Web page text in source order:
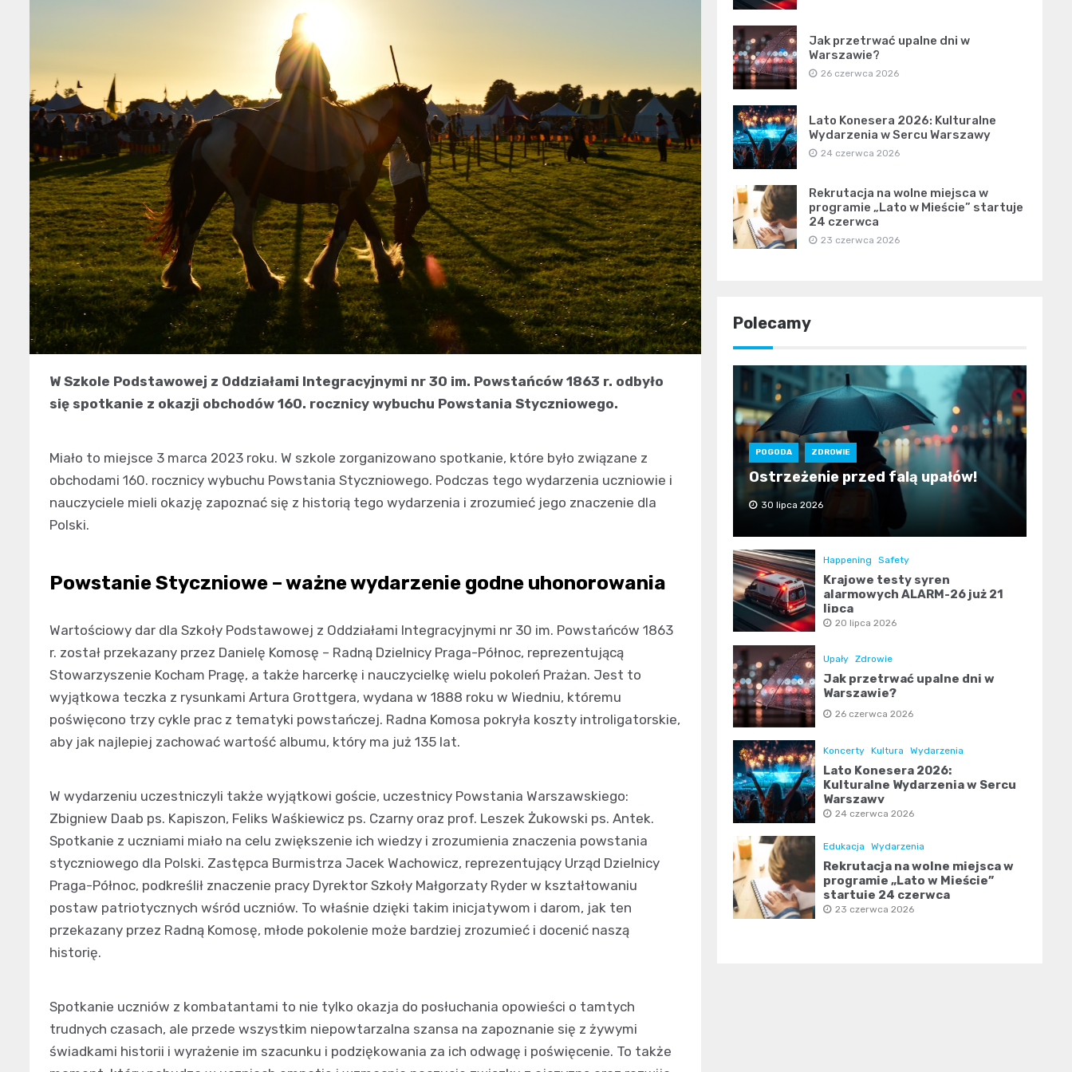
W Szkole Podstawowej z Oddziałami Integracyjnymi nr 30 im. Powstańców 1863 r. odbyło
się spotkanie z okazji obchodów 160. rocznicy wybuchu Powstania Styczniowego.
Miało to miejsce 3 marca 2023 roku. W szkole zorganizowano spotkanie, które było związane z
obchodami 160. rocznicy wybuchu Powstania Styczniowego. Podczas tego wydarzenia uczniowie i
nauczyciele mieli okazję zapoznać się z historią tego wydarzenia i zrozumieć jego znaczenie dla
Polski.
Powstanie Styczniowe – ważne wydarzenie godne uhonorowania
Wartościowy dar dla Szkoły Podstawowej z Oddziałami Integracyjnymi nr 30 im. Powstańców 1863
r. został przekazany przez Danielę Komosę – Radną Dzielnicy Praga-Północ, reprezentującą
Stowarzyszenie Kocham Pragę, a także harcerkę i nauczycielkę wielu pokoleń Prażan. Jest to
wyjątkowa teczka z rysunkami Artura Grottgera, wydana w 1888 roku w Wiedniu, któremu
poświęcono trzy cykle prac z tematyki powstańczej. Radna Komosa pokryła koszty introligatorskie,
aby jak najlepiej zachować wartość albumu, który ma już 135 lat.
W wydarzeniu uczestniczyli także wyjątkowi goście, uczestnicy Powstania Warszawskiego:
Zbigniew Daab ps. Kapiszon, Feliks Waśkiewicz ps. Czarny oraz prof. Leszek Żukowski ps. Antek.
Spotkanie z uczniami miało na celu zwiększenie ich wiedzy i zrozumienia znaczenia powstania
styczniowego dla Polski. Zastępca Burmistrza Jacek Wachowicz, reprezentujący Urząd Dzielnicy
Praga-Północ, podkreślił znaczenie pracy Dyrektor Szkoły Małgorzaty Ryder w kształtowaniu
postaw patriotycznych wśród uczniów. To właśnie dzięki takim inicjatywom i darom, jak ten
przekazany przez Radną Komosę, młode pokolenie może bardziej zrozumieć i docenić naszą
historię.
Spotkanie uczniów z kombatantami to nie tylko okazja do posłuchania opowieści o tamtych
trudnych czasach, ale przede wszystkim niepowtarzalna szansa na zapoznanie się z żywymi
świadkami historii i wyrażenie im szacunku i podziękowania za ich odwagę i poświęcenie. To także
Jak przetrwać upalne dni w
Warszawie?
26 czerwca 2026
Lato Konesera 2026: Kulturalne
Wydarzenia w Sercu Warszawy
24 czerwca 2026
Rekrutacja na wolne miejsca w
programie „Lato w Mieście” startuje
24 czerwca
23 czerwca 2026
Polecamy
POGODA ZDROWIE
Ostrzeżenie przed falą upałów!
30 lipca 2026
Happening Safety
Krajowe testy syren
alarmowych ALARM-26 już 21
lipca
20 lipca 2026
Upały Zdrowie
Jak przetrwać upalne dni w
Warszawie?
26 czerwca 2026
Koncerty Kultura Wydarzenia
Lato Konesera 2026:
Kulturalne Wydarzenia w Sercu
Warszawy
24 czerwca 2026
Edukacja Wydarzenia
Rekrutacja na wolne miejsca w
programie „Lato w Mieście”
startuje 24 czerwca
23 czerwca 2026